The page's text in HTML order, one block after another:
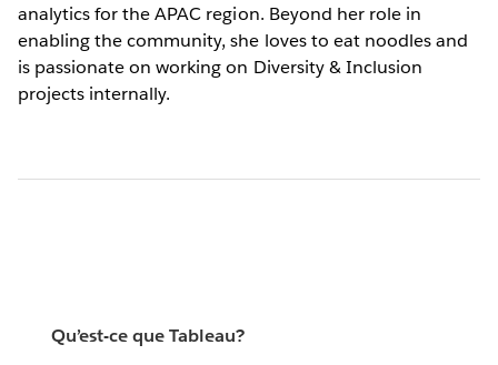
analytics for the APAC region. Beyond her role in
enabling the community, she loves to eat noodles and
is passionate on working on Diversity & Inclusion
projects internally.
Qu’est-ce que Tableau?